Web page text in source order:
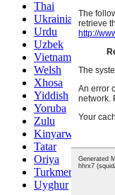
Thai
Ukrainian
Urdu
Uzbek
Vietnamese
Welsh
Xhosa
Yiddish
Yoruba
Zulu
Kinyarwanda
Tatar
Oriya
Turkmen
Uyghur